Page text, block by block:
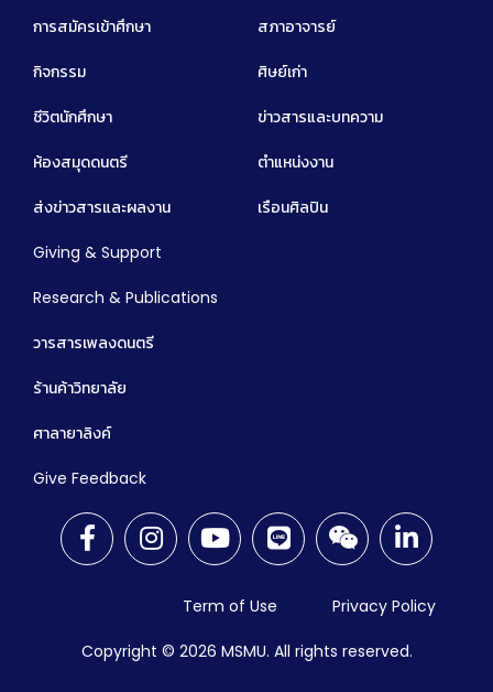
การสมัครเข้าศึกษา
กิจกรรม
ชีวิตนักศึกษา
ห้องสมุดดนตรี
ส่งข่าวสารและผลงาน
สภาอาจารย์
ศิษย์เก่า
ข่าวสารและบทความ
ตำแหน่งงาน
เรือนศิลปิน
Giving & Support
Research & Publications
วารสารเพลงดนตรี
ร้านค้าวิทยาลัย
ศาลายาลิงค์
Give Feedback
Copyright © 2026 MSMU. All rights reserved.
Term of Use Privacy Policy